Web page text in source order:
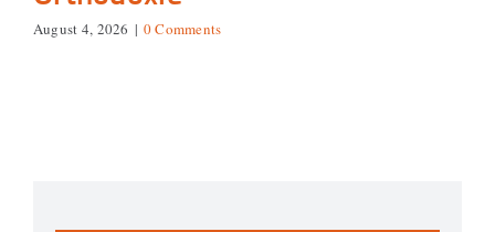
August 4, 2026 | 0 Comments